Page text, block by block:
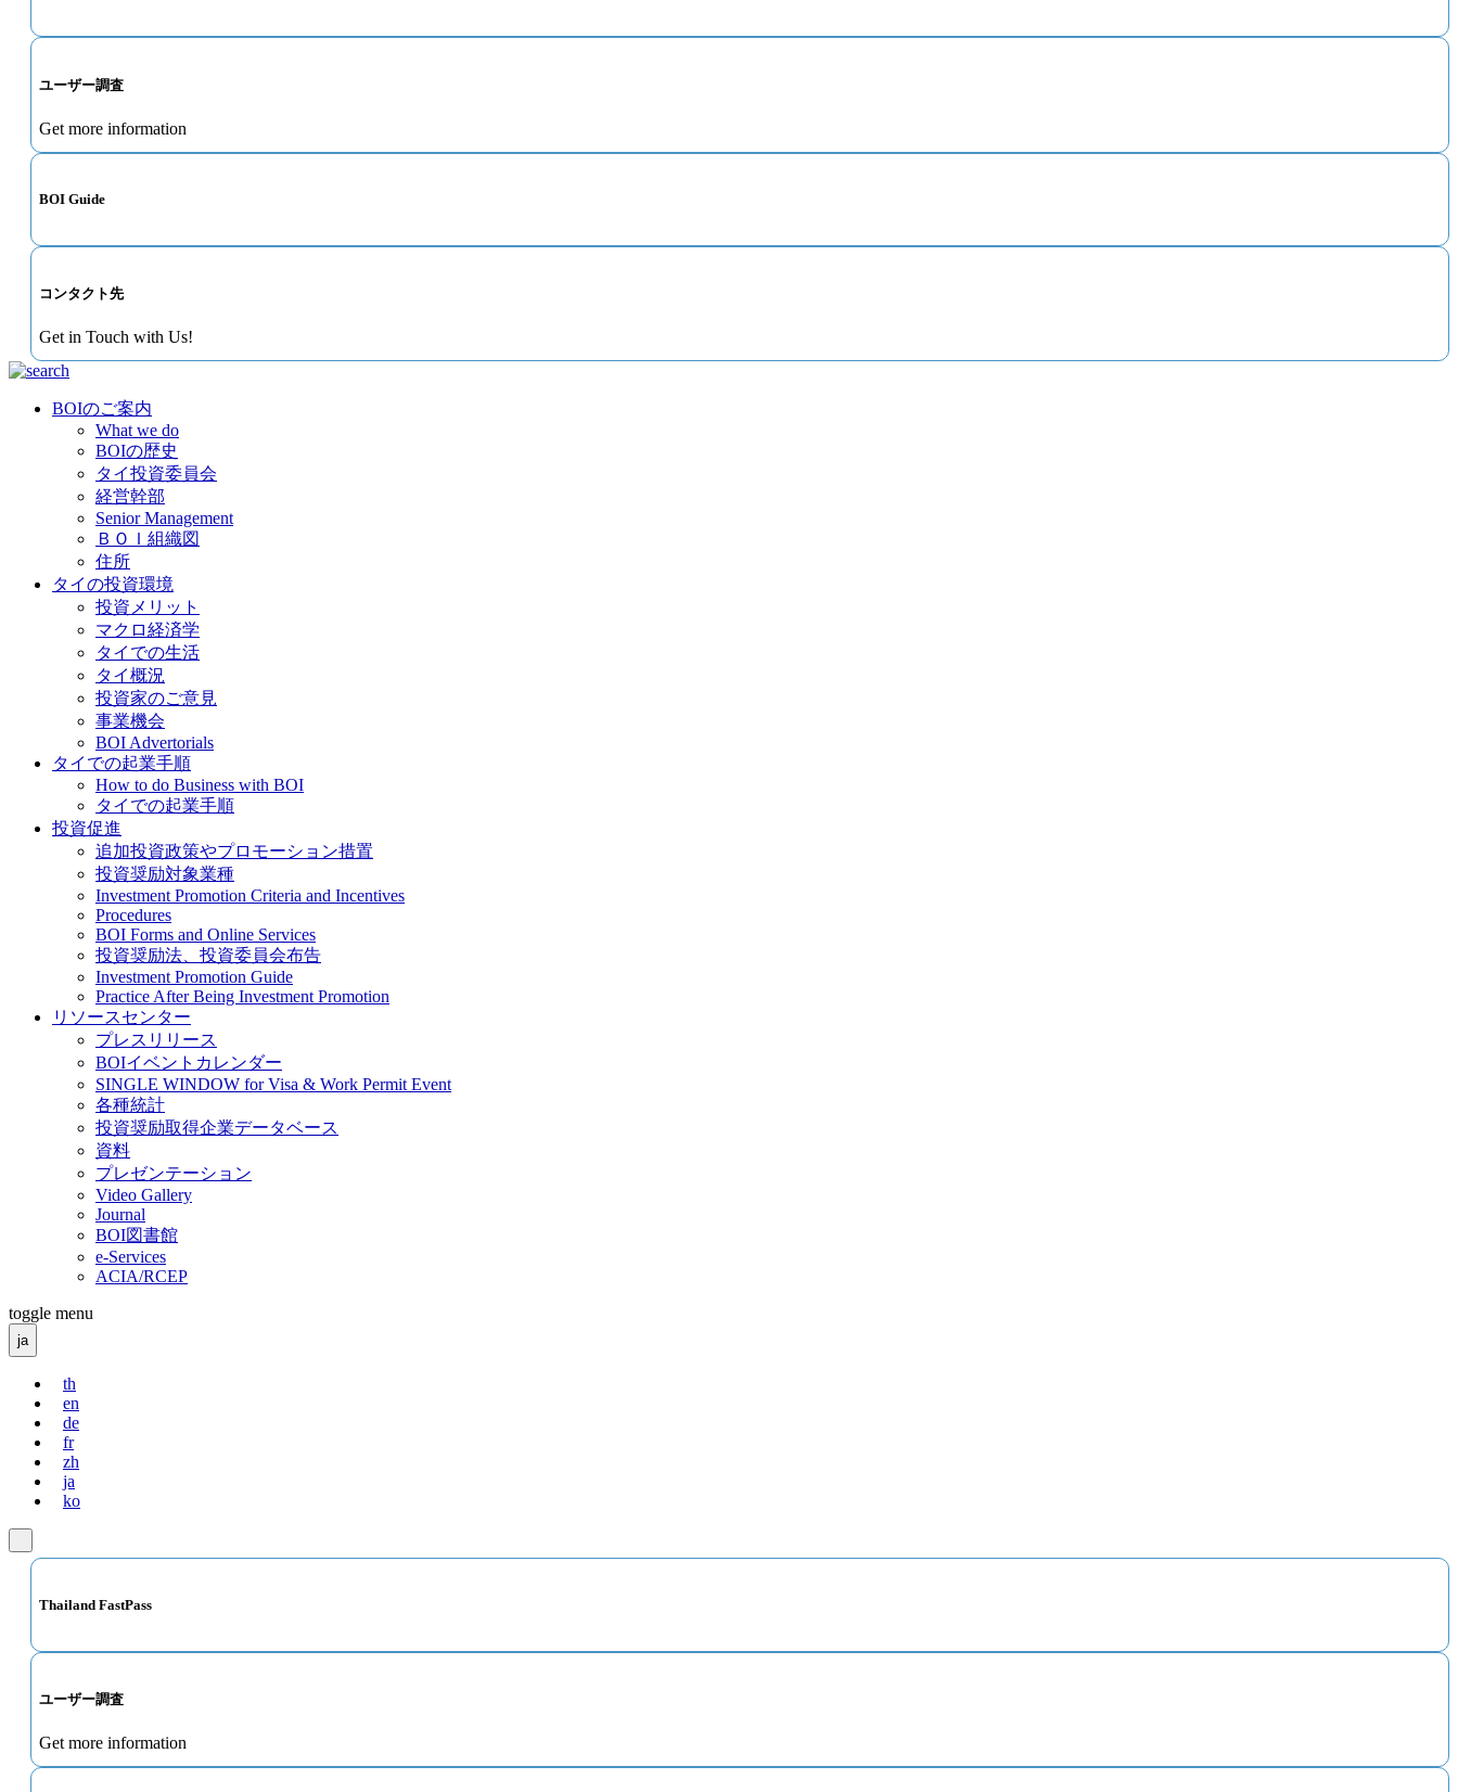
ユーザー調査
Get more information
BOI Guide
コンタクト先
Get in Touch with Us!
BOIのご案内
What we do
BOIの歴史
タイ投資委員会
経営幹部
Senior Management
ＢＯＩ組織図
住所
タイの投資環境
投資メリット
マクロ経済学
タイでの生活
タイ概況
投資家のご意見
事業機会
BOI Advertorials
タイでの起業手順
How to do Business with BOI
タイでの起業手順
投資促進
追加投資政策やプロモーション措置
投資奨励対象業種
Investment Promotion Criteria and Incentives
Procedures
BOI Forms and Online Services
投資奨励法、投資委員会布告
Investment Promotion Guide
Practice After Being Investment Promotion
リソースセンター
プレスリリース
BOIイベントカレンダー
SINGLE WINDOW for Visa & Work Permit Event
各種統計
投資奨励取得企業データベース
資料
プレゼンテーション
Video Gallery
Journal
BOI図書館
e-Services
ACIA/RCEP
toggle menu
ja
th
en
de
fr
zh
ja
ko
Thailand FastPass
ユーザー調査
Get more information